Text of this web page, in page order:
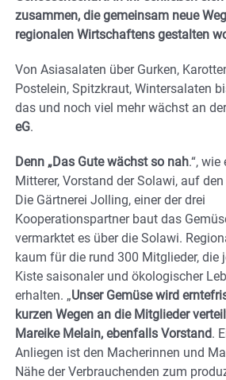
zusammen, die gemeinsam neue
regionalen Wirtschaftens gestalten
Von Asiasalaten über Gurken,
Postelein, Spitzkraut, Wintersalaten
das und noch viel mehr wächst an
eG.
Denn „Das Gute wächst so nah.“,
Mitterer, Vorstand der Solawi, auf
Die Gärtnerei Jolling, einer der drei
Kooperationspartner baut das
vermarktet es über die Solawi.
kaum für die rund 300 Mitglieder, die
Kiste saisonaler und ökologischer
erhalten. „Unser Gemüse wird
kurzen Wegen an die Mitglieder
Mareike Melain, ebenfalls Vorstand.
Anliegen ist den Macherinnen und
Nähe der Verbrauchenden zum